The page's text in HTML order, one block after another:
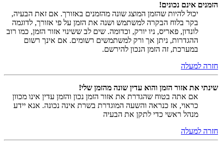
הזמנים אינם נכונים!
יכול להיות שהזמן המוצג שונה מהזמנים באזורך. אם זאת הבעיה,
בקר בלוח הבקרה למשתמש ושנה את הזמן על פי אזורך, לדוגמה
לונדון, פאריס, ניו יורק, וכדומה. שים לב ששינוי אזור הזמן, כמו רוב
ההגדרות, ניתן אך ורק למשתמשים רשומים. אם אינך רשום
במערכת, זה הזמן הנכון להירשם.
חזרה למעלה
שינתי את אזור הזמן והוא עדין שונה מהזמן שלי!
אם אתה בטוח שהגדרת את אזור הזמן נכון והזמן עדין אינו מכוון
כראוי, אז כנראה והשעה המוגדרת בשרת אינה נכונה. אנא יידע
מנהל ראשי כדי לתקן את הבעיה
חזרה למעלה